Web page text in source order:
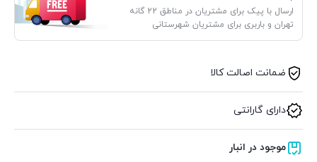
ارسال با پیک برای مشتریان در مناطق 22 گانه
تهران و باربری برای مشتریان شهرستانی
ضمانت اصالت کالا
دارای گارانتی
موجود در انبار